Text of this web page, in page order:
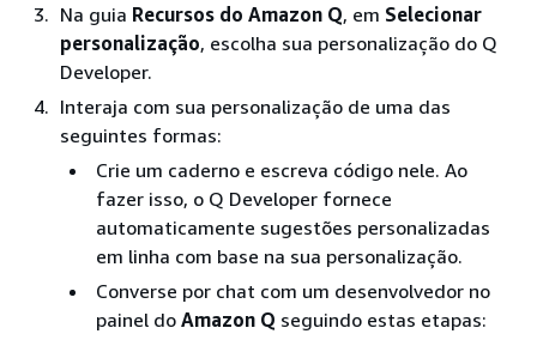
Na guia Recursos do Amazon Q, em Selecionar
personalização, escolha sua personalização do Q
Developer.
Interaja com sua personalização de uma das
seguintes formas:
Crie um caderno e escreva código nele. Ao
fazer isso, o Q Developer fornece
automaticamente sugestões personalizadas
em linha com base na sua personalização.
Converse por chat com um desenvolvedor no
painel do Amazon Q seguindo estas etapas: